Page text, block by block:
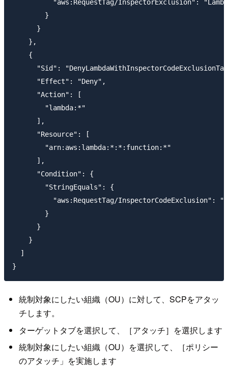
"aws:RequestTag/InspectorExclusion":
        }
      }
    },
    {
"Sid":
      "Effect": "Deny",
      "Action": [
        "lambda:*"
      ],
      "Resource": [
        "arn:aws:lambda:*:*:function:*"
      ],
      "Condition": {
        "StringEquals": {
"aws:RequestTag/InspectorCodeExclusion":
        }
      }
    }
  ]
統制対象にしたい組織（OU）に対して、SCPをアタッ
チします。
ターゲットタブを選択して、［アタッチ］を選択します
統制対象にしたい組織（OU）を選択して、［ポリシー
のアタッチ」を実施します